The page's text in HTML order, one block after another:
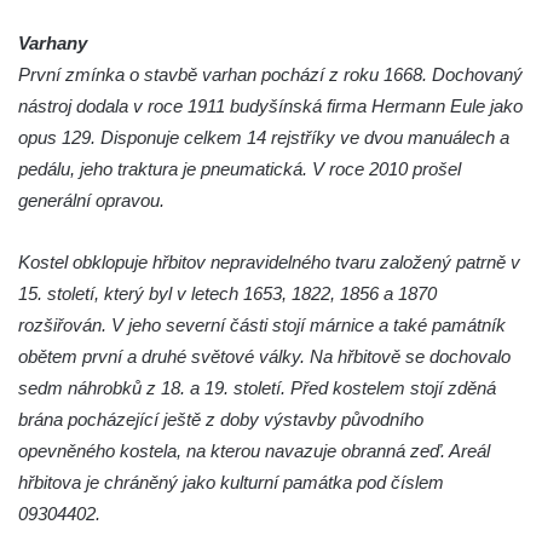
Kostel svatého Jakuba Většího (Staršího) u
Lahovic
Kostel svatých Petra a Pavla v Želkovicích
Kaple Panny Marie Bolestné v Benešově
Kostel Narození Panny Marie v Benešově
nad Ploučnicí
Kostel svaté Anny v Tisé
Hrobka rodiny Rohn na hřbitově v
Šumburku nad Desnou – Tanvaldu
Hřbitovní kaple v Šumburku nad Desnou –
Varhany
První zmínka o stavbě varhan pochází z roku 1668. Dochovaný
nástroj dodala v roce 1911 budyšínská firma Hermann Eule jako
opus 129. Disponuje celkem 14 rejstříky ve dvou manuálech a
pedálu, jeho traktura je pneumatická. V roce 2010 prošel
generální opravou.
Kostel obklopuje hřbitov nepravidelného tvaru založený patrně v
15. století, který byl v letech 1653, 1822, 1856 a 1870
rozšiřován. V jeho severní části stojí márnice a také památník
obětem první a druhé světové války. Na hřbitově se dochovalo
sedm náhrobků z 18. a 19. století. Před kostelem stojí zděná
brána pocházející ještě z doby výstavby původního
opevněného kostela, na kterou navazuje obranná zeď. Areál
hřbitova je chráněný jako kulturní památka pod číslem
09304402.